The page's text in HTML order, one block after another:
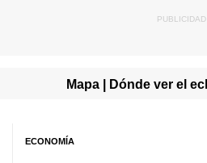
Mapa | Dónde ver el
ECONOMÍA